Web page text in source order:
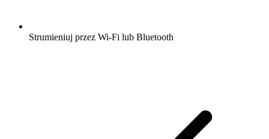
Strumieniuj przez Wi-Fi lub Bluetooth